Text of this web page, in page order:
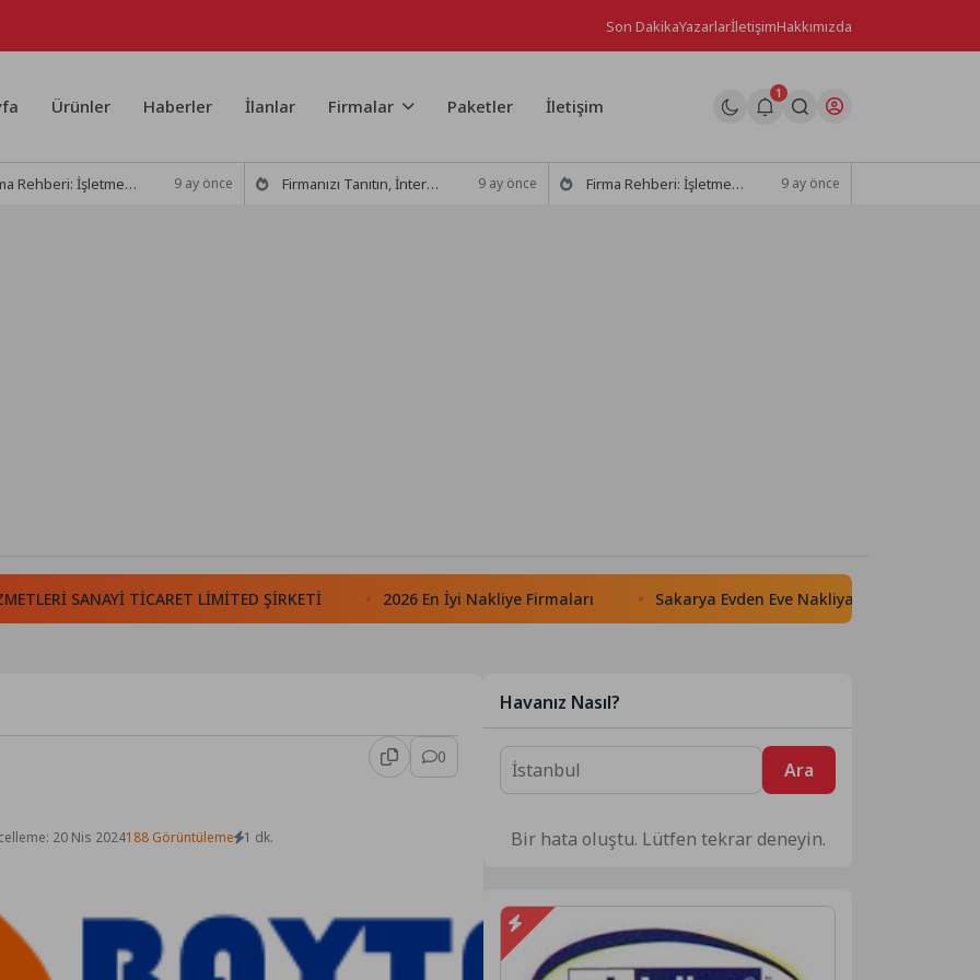
Son DakikaYazarlarİletişimHakkımızda
Ürünler Haberler İlanlar Firmalar Paketler İletişim
1
İşletmenizin Tanıtımı ve SEO Uyumlu Blog Başlıkları 9 ay önce Firmanızı Tanıtın, İnternette Öne Çıkın: Firma Yayınlamanın Gücü 9 ay önce Firma Rehberi: İşletmenizi Tanıtmanın SEO’daki Önemi 9 ay önce
SANAYİ TİCARET LİMİTED ŞİRKETİ 2026 En İyi Nakliye Firmaları Sakarya Evden Eve Nakliyat
0
20 Nis 2024188 Görüntüleme 1 dk.
Havanız Nasıl?
Ara
Bir hata oluştu. Lütfen tekrar deneyin.